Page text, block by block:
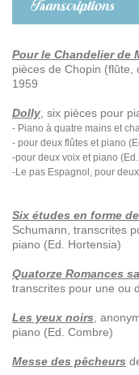
Pour le Chandelier de
pièces de Chopin (flûte,
1959
Dolly , six pièces pour
- Piano à quatre mains et
- pour deux flûtes et piano
-pour deux voix et piano
-Le pas Espagnol, pour
Six études en forme
Schumann, transcrites
piano (Ed. Hortensia)
Quatorze Romances
transcrites pour une ou
Les yeux noirs ,
piano (Ed. Combre)
Messe des pêcheurs